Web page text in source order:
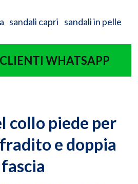
sandali capri sandali in pelle
WHATSAPP
collo piede per
e doppia
fascia